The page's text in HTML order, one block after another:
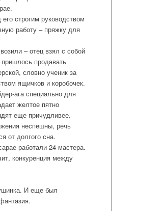
строгим руководством
работу – пряжку для
– отец взял с собой
продавать
словно ученик за
ящичков и коробочек.
ага специально для
желтое пятно
еще причудливее.
неспешны, речь
от долгого сна.
работали 24 мастера.
конкуренция между
И еще был